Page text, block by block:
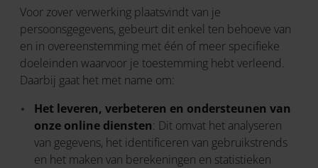
Voor zover verwerking plaatsvindt van je
persoonsgegevens, gebeurt dit enkel ten behoeve van
en in overeenstemming met één of meer specifieke
doeleinden waarvoor je toestemming hebt verleend.
Daarbij gaat het met name om:
Het leveren, verbeteren en ondersteunen van
onze online diensten: Dit omvat het analyseren
van gegevens, het identificeren van gebruikstrends
en het maken van berekeningen en statistieken